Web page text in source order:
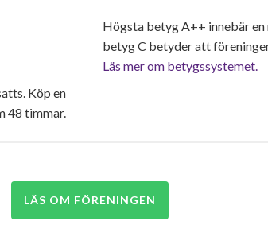
Köp en
48 timmar.
Högsta betyg A++ innebär
betyg C betyder att
Läs mer om betygssystemet.
LÄS OM FÖRENINGEN